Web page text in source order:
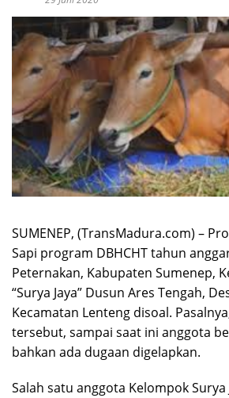
SUMENEP, (TransMadura.com) –
Sapi program DBHCHT tahun
Peternakan, Kabupaten Sumenep,
“Surya Jaya” Dusun Ares Tengah,
Kecamatan Lenteng disoal.
tersebut, sampai saat ini anggota
bahkan ada dugaan digelapkan.
Salah satu anggota Kelompok Surya